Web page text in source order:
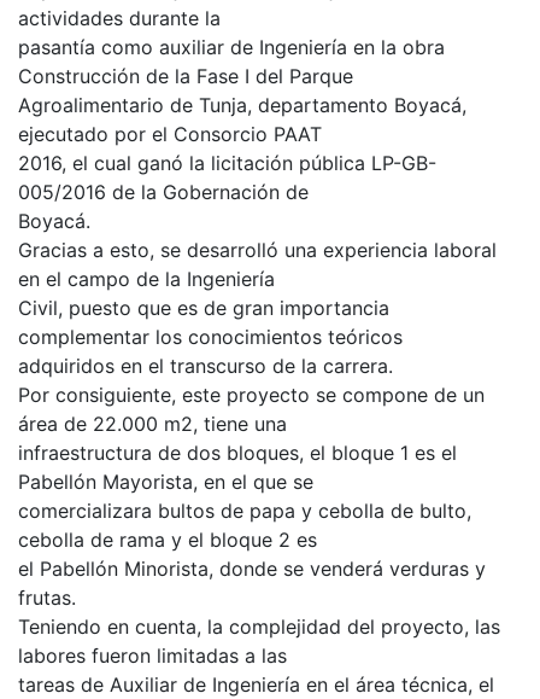
actividades durante la
pasantía como auxiliar de Ingeniería en la obra
Construcción de la Fase I del Parque
Agroalimentario de Tunja, departamento Boyacá,
ejecutado por el Consorcio PAAT
2016, el cual ganó la licitación pública LP-GB-
005/2016 de la Gobernación de
Boyacá.
Gracias a esto, se desarrolló una experiencia laboral
en el campo de la Ingeniería
Civil, puesto que es de gran importancia
complementar los conocimientos teóricos
adquiridos en el transcurso de la carrera.
Por consiguiente, este proyecto se compone de un
área de 22.000 m2, tiene una
infraestructura de dos bloques, el bloque 1 es el
Pabellón Mayorista, en el que se
comercializara bultos de papa y cebolla de bulto,
cebolla de rama y el bloque 2 es
el Pabellón Minorista, donde se venderá verduras y
frutas.
Teniendo en cuenta, la complejidad del proyecto, las
labores fueron limitadas a las
tareas de Auxiliar de Ingeniería en el área técnica, el